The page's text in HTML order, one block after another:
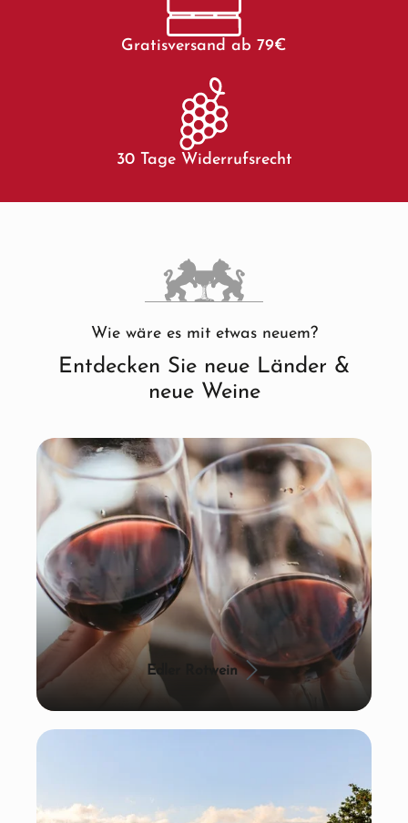
Gratisversand ab 79€
30 Tage Widerrufsrecht
Wie wäre es mit etwas neuem?
Entdecken Sie neue Länder &
neue Weine
Edler Rotwein